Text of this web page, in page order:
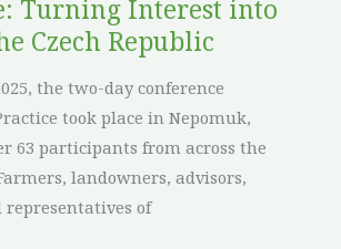
Turning Interest into
Czech Republic
the two-day conference
took place in Nepomuk,
63 participants from across the
landowners, advisors,
representatives of